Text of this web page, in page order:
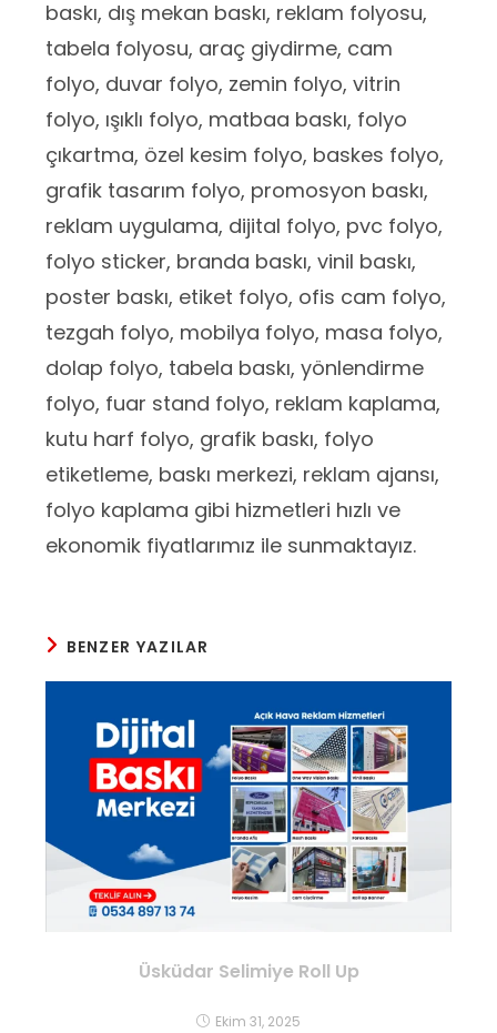
baskı, dış mekan baskı, reklam folyosu,
tabela folyosu, araç giydirme, cam
folyo, duvar folyo, zemin folyo, vitrin
folyo, ışıklı folyo, matbaa baskı, folyo
çıkartma, özel kesim folyo, baskes folyo,
grafik tasarım folyo, promosyon baskı,
reklam uygulama, dijital folyo, pvc folyo,
folyo sticker, branda baskı, vinil baskı,
poster baskı, etiket folyo, ofis cam folyo,
tezgah folyo, mobilya folyo, masa folyo,
dolap folyo, tabela baskı, yönlendirme
folyo, fuar stand folyo, reklam kaplama,
kutu harf folyo, grafik baskı, folyo
etiketleme, baskı merkezi, reklam ajansı,
folyo kaplama gibi hizmetleri hızlı ve
ekonomik fiyatlarımız ile sunmaktayız.
BENZER YAZILAR
Üsküdar Selimiye Roll Up
Ekim 31, 2025